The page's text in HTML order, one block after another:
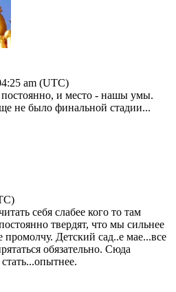
am (UTC)
постоянно, и место - нашы умы.
не было финальной стадии...
себя слабее кого то там
твердят, что мы сильнее
Детский сад..е мае...все
обязательно. Сюда